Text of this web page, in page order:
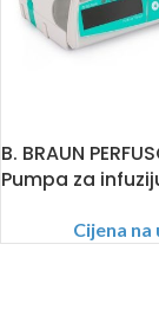
B. BRAUN
Pumpa za
Cijena na